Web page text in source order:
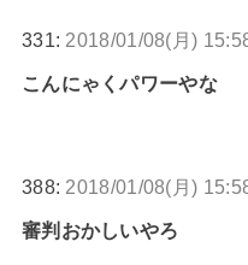
331: 2018/01/08(月)
こんにゃくパワーやな
388: 2018/01/08(月)
審判おかしいやろ